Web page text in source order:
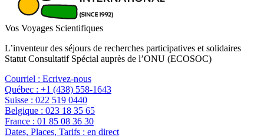
Vos Voyages Scientifiques
L’inventeur des séjours de recherches participatives et solidaires
Statut Consultatif Spécial auprès de l’ONU (ECOSOC)
Courriel : Ecrivez-nous
Québec : +1 (438) 558-1643
Suisse : 022 519 0440
Belgique : 023 18 35 65
France : 01 85 08 36 30
Dates, Places, Tarifs : en direct